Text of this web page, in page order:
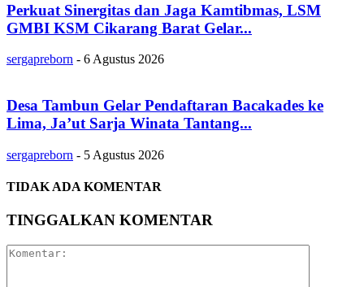
Perkuat Sinergitas dan Jaga Kamtibmas, LSM
GMBI KSM Cikarang Barat Gelar...
sergapreborn - 6 Agustus 2026
Desa Tambun Gelar Pendaftaran Bacakades ke
Lima, Ja’ut Sarja Winata Tantang...
sergapreborn - 5 Agustus 2026
TIDAK ADA KOMENTAR
TINGGALKAN KOMENTAR